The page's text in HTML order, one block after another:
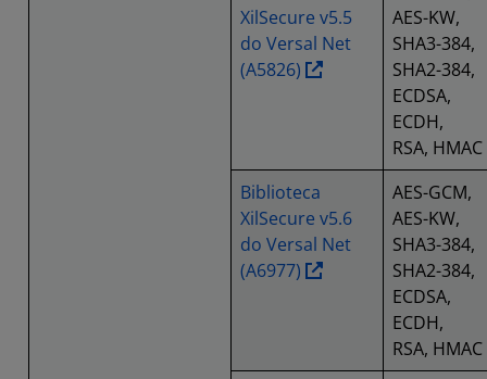
XilSecure v5.5
do Versal Net
(A5826)
AES-KW,
SHA3-384,
SHA2-384,
ECDSA,
ECDH,
RSA, HMAC
Biblioteca
XilSecure v5.6
do Versal Net
(A6977)
AES-GCM,
AES-KW,
SHA3-384,
SHA2-384,
ECDSA,
ECDH,
RSA, HMAC